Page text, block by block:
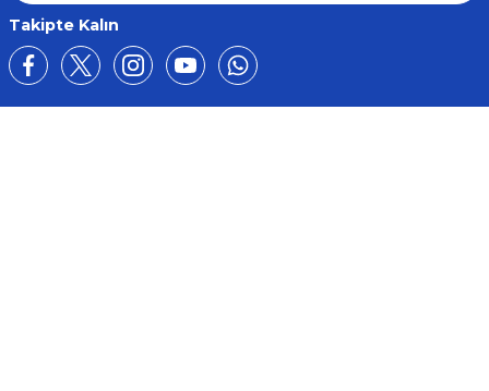
Takipte Kalın